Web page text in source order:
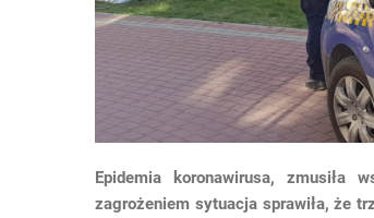
Epidemia koronawirusa,
zagrożeniem sytuacja sprawiła, że